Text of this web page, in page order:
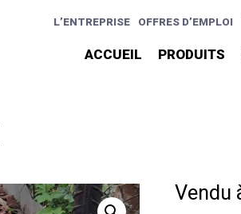
L’ENTREPRISE OFFRES D’EMPLOI
ACCUEIL PRODUITS
Vendu